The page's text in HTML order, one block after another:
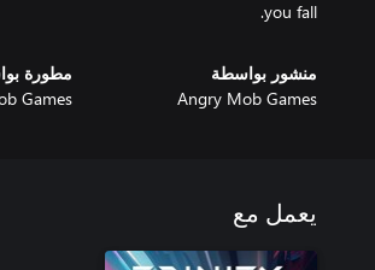
you fall.
منشور بواسطة
Angry Mob Games
مطورة
Games
يعمل مع